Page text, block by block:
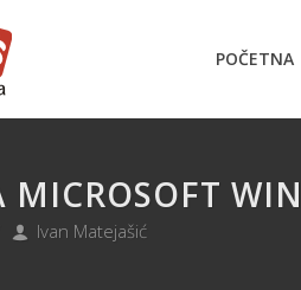
POČETNA
Ivan Matejašić